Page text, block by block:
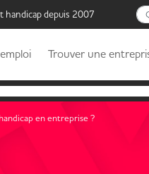
handicap depuis 2007
Trouver une
en entreprise ?